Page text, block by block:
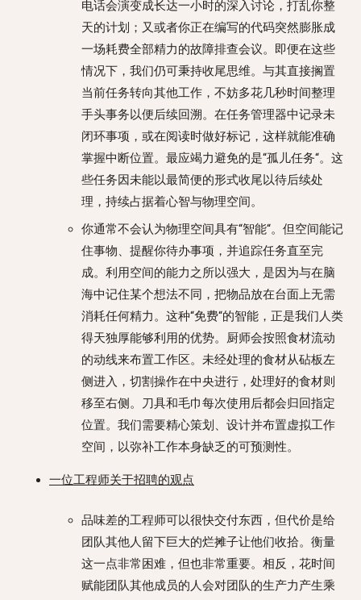
电话会演变成长达一小时的深入讨论，打乱你整
天的计划；又或者你正在编写的代码突然膨胀成
一场耗费全部精力的故障排查会议。即便在这些
情况下，我们仍可秉持收尾思维。与其直接搁置
当前任务转向其他工作，不妨多花几秒时间整理
手头事务以便后续回溯。在任务管理器中记录未
闭环事项，或在阅读时做好标记，这样就能准确
掌握中断位置。最应竭力避免的是“孤儿任务“。这
些任务因未能以最简便的形式收尾以待后续处
理，持续占据着心智与物理空间。
你通常不会认为物理空间具有“智能“。但空间能记
住事物、提醒你待办事项，并追踪任务直至完
成。利用空间的能力之所以强大，是因为与在脑
海中记住某个想法不同，把物品放在台面上无需
消耗任何精力。这种“免费“的智能，正是我们人类
得天独厚能够利用的优势。厨师会按照食材流动
的动线来布置工作区。未经处理的食材从砧板左
侧进入，切割操作在中央进行，处理好的食材则
移至右侧。刀具和毛巾每次使用后都会归回指定
位置。我们需要精心策划、设计并布置虚拟工作
空间，以弥补工作本身缺乏的可预测性。
一位工程师关于招聘的观点
品味差的工程师可以很快交付东西，但代价是给
团队其他人留下巨大的烂摊子让他们收拾。衡量
这一点非常困难，但也非常重要。相反，花时间
赋能团队其他成员的人会对团队的生产力产生乘